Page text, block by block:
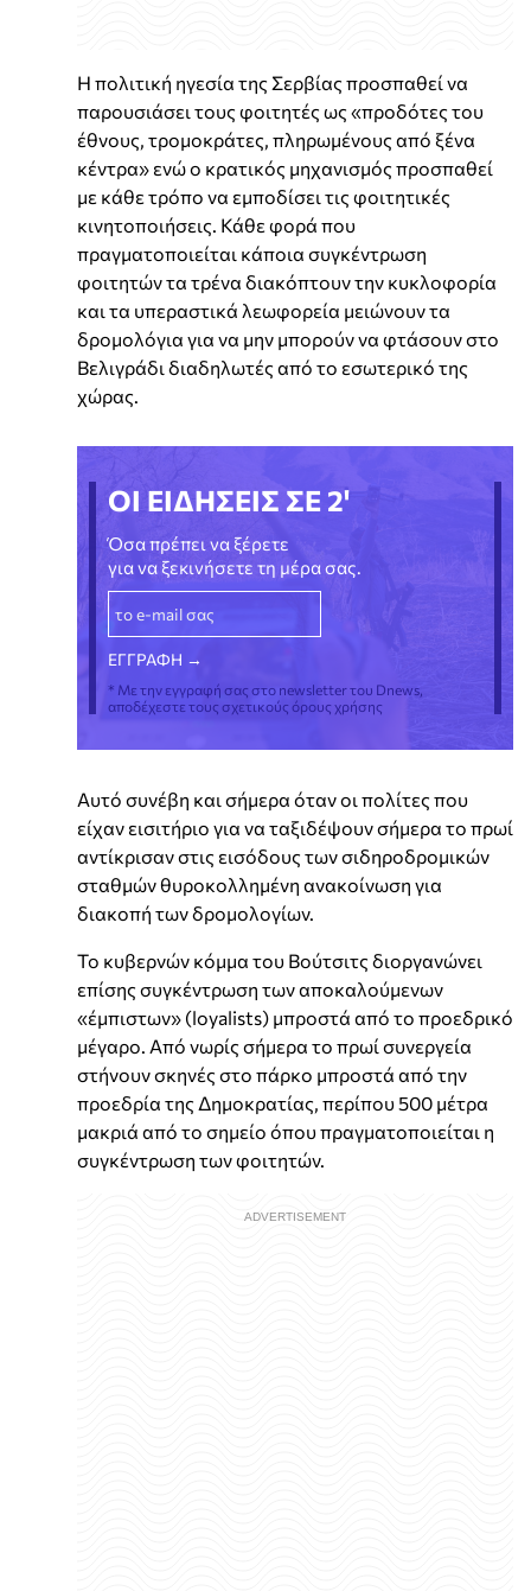
Η πολιτική ηγεσία της Σερβίας προσπαθεί να
παρουσιάσει τους φοιτητές ως «προδότες του
έθνους, τρομοκράτες, πληρωμένους από ξένα
κέντρα» ενώ ο κρατικός μηχανισμός προσπαθεί
με κάθε τρόπο να εμποδίσει τις φοιτητικές
κινητοποιήσεις. Κάθε φορά που
πραγματοποιείται κάποια συγκέντρωση
φοιτητών τα τρένα διακόπτουν την κυκλοφορία
και τα υπεραστικά λεωφορεία μειώνουν τα
δρομολόγια για να μην μπορούν να φτάσουν στο
Βελιγράδι διαδηλωτές από το εσωτερικό της
χώρας.
ΟΙ ΕΙΔΗΣΕΙΣ ΣΕ 2'
Όσα πρέπει να ξέρετε
για να ξεκινήσετε τη μέρα σας.
* Με την εγγραφή σας στο newsletter του Dnews,
αποδέχεστε τους σχετικούς όρους χρήσης
Αυτό συνέβη και σήμερα όταν οι πολίτες που
είχαν εισιτήριο για να ταξιδέψουν σήμερα το πρωί
αντίκρισαν στις εισόδους των σιδηροδρομικών
σταθμών θυροκολλημένη ανακοίνωση για
διακοπή των δρομολογίων.
Το κυβερνών κόμμα του Βούτσιτς διοργανώνει
επίσης συγκέντρωση των αποκαλούμενων
«έμπιστων» (loyalists) μπροστά από το προεδρικό
μέγαρο. Από νωρίς σήμερα το πρωί συνεργεία
στήνουν σκηνές στο πάρκο μπροστά από την
προεδρία της Δημοκρατίας, περίπου 500 μέτρα
μακριά από το σημείο όπου πραγματοποιείται η
συγκέντρωση των φοιτητών.